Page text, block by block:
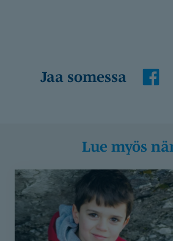
Jaa somessa
Lue myös
Maijan
poika
jakkaralla
koulukaveriaan